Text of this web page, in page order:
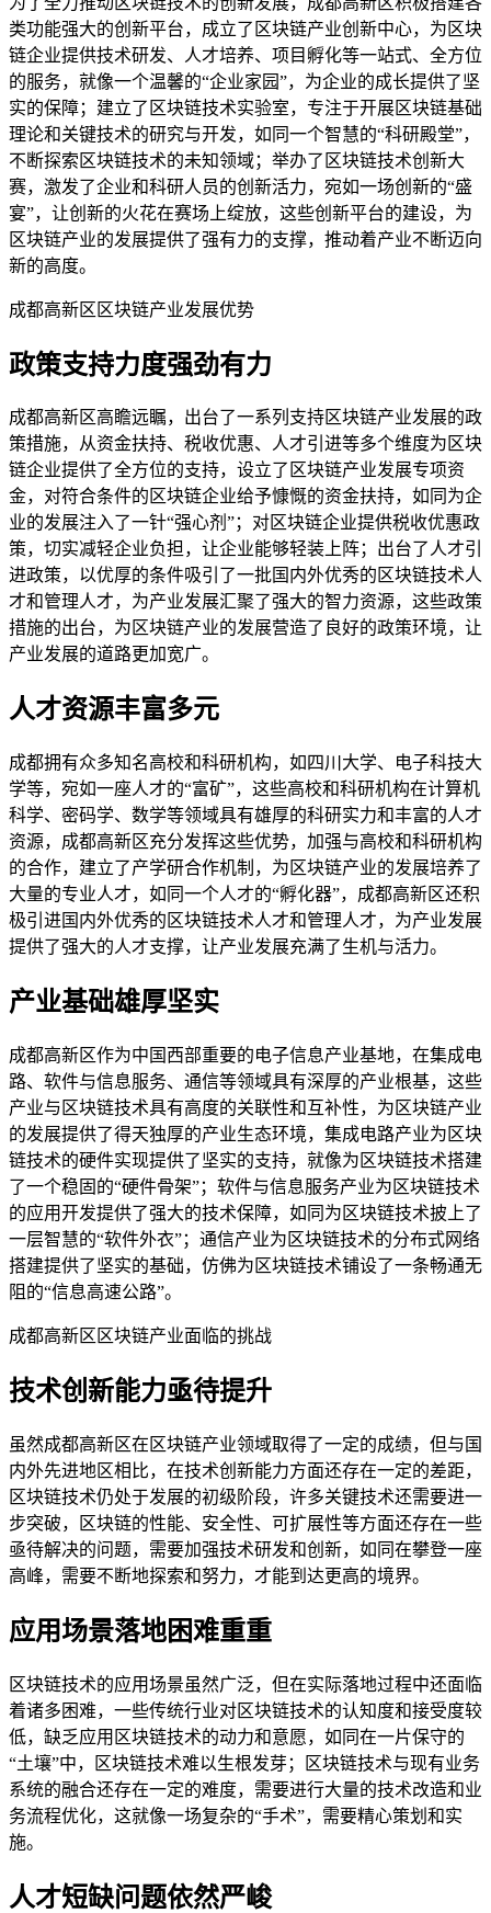
类功能强大的创新平台，成立了区块链产业创新中心，为区块
链企业提供技术研发、人才培养、项目孵化等一站式、全方位
的服务，就像一个温馨的“企业家园”，为企业的成长提供了坚
实的保障；建立了区块链技术实验室，专注于开展区块链基础
理论和关键技术的研究与开发，如同一个智慧的“科研殿堂”，
不断探索区块链技术的未知领域；举办了区块链技术创新大
赛，激发了企业和科研人员的创新活力，宛如一场创新的“盛
宴”，让创新的火花在赛场上绽放，这些创新平台的建设，为
区块链产业的发展提供了强有力的支撑，推动着产业不断迈向
新的高度。
成都高新区区块链产业发展优势
政策支持力度强劲有力
成都高新区高瞻远瞩，出台了一系列支持区块链产业发展的政
策措施，从资金扶持、税收优惠、人才引进等多个维度为区块
链企业提供了全方位的支持，设立了区块链产业发展专项资
金，对符合条件的区块链企业给予慷慨的资金扶持，如同为企
业的发展注入了一针“强心剂”；对区块链企业提供税收优惠政
策，切实减轻企业负担，让企业能够轻装上阵；出台了人才引
进政策，以优厚的条件吸引了一批国内外优秀的区块链技术人
才和管理人才，为产业发展汇聚了强大的智力资源，这些政策
措施的出台，为区块链产业的发展营造了良好的政策环境，让
产业发展的道路更加宽广。
人才资源丰富多元
成都拥有众多知名高校和科研机构，如四川大学、电子科技大
学等，宛如一座人才的“富矿”，这些高校和科研机构在计算机
科学、密码学、数学等领域具有雄厚的科研实力和丰富的人才
资源，成都高新区充分发挥这些优势，加强与高校和科研机构
的合作，建立了产学研合作机制，为区块链产业的发展培养了
大量的专业人才，如同一个人才的“孵化器”，成都高新区还积
极引进国内外优秀的区块链技术人才和管理人才，为产业发展
提供了强大的人才支撑，让产业发展充满了生机与活力。
产业基础雄厚坚实
成都高新区作为中国西部重要的电子信息产业基地，在集成电
路、软件与信息服务、通信等领域具有深厚的产业根基，这些
产业与区块链技术具有高度的关联性和互补性，为区块链产业
的发展提供了得天独厚的产业生态环境，集成电路产业为区块
链技术的硬件实现提供了坚实的支持，就像为区块链技术搭建
了一个稳固的“硬件骨架”；软件与信息服务产业为区块链技术
的应用开发提供了强大的技术保障，如同为区块链技术披上了
一层智慧的“软件外衣”；通信产业为区块链技术的分布式网络
搭建提供了坚实的基础，仿佛为区块链技术铺设了一条畅通无
阻的“信息高速公路”。
成都高新区区块链产业面临的挑战
技术创新能力亟待提升
虽然成都高新区在区块链产业领域取得了一定的成绩，但与国
内外先进地区相比，在技术创新能力方面还存在一定的差距，
区块链技术仍处于发展的初级阶段，许多关键技术还需要进一
步突破，区块链的性能、安全性、可扩展性等方面还存在一些
亟待解决的问题，需要加强技术研发和创新，如同在攀登一座
高峰，需要不断地探索和努力，才能到达更高的境界。
应用场景落地困难重重
区块链技术的应用场景虽然广泛，但在实际落地过程中还面临
着诸多困难，一些传统行业对区块链技术的认知度和接受度较
低，缺乏应用区块链技术的动力和意愿，如同在一片保守的
“土壤”中，区块链技术难以生根发芽；区块链技术与现有业务
系统的融合还存在一定的难度，需要进行大量的技术改造和业
务流程优化，这就像一场复杂的“手术”，需要精心策划和实
施。
人才短缺问题依然严峻